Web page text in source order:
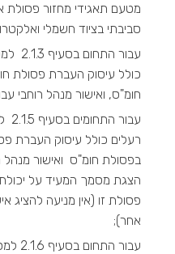
מטעם תאגידי מחזור פסולת
סביבתי בציוד חשמלי
כולל עיסוק העברת פסולת
חומ"ס, ואישור מנהל רוחבי
רעלים כולל עיסוק העברת
בפסולת חומ"ס ואישור מנהל
הצגת מסמך המעיד על
פסולת זו (אין מניעה להציג
אחר);